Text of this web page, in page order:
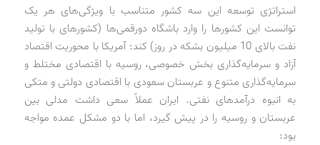
استراتژی توسعه این سه کشور متناسب با ویژگی‌های هر یک
توانست این کشورها را وارد باشگاه دورقمی‌ها (کشورهای با تولید
نفت بالای 10 میلیون بشکه در روز) کند: آمریکا با محوریت اقتصاد
آزاد و سرمایه‌گذاری بخش خصوصی، روسیه با اقتصادی مختلط و
سرمایه‌گذاری متنوع و عربستان سعودی با اقتصادی دولتی و متکی
به انبوه درآمدهای نفتی. ایران عملاً سعی داشت مدلی بین
عربستان و روسیه را در پیش گیرد، اما با دو مشکل عمده مواجه
بود: